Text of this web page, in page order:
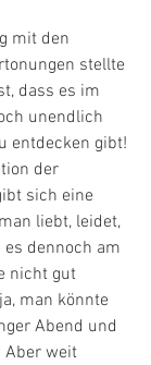
mit den
stellte
dass es im
unendlich
entdecken gibt!
der
sich eine
liebt, leidet,
dennoch am
nicht gut
man könnte
Abend und
Aber weit